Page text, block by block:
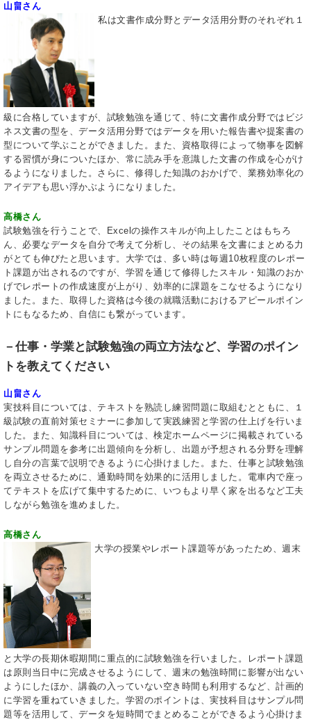
山畠さん
私は文書作成分野とデータ活用分野のそれぞれ１
級に合格していますが、試験勉強を通じて、特に文書作成分野ではビジ
ネス文書の型を、データ活用分野ではデータを用いた報告書や提案書の
型について学ぶことができました。また、資格取得によって物事を図解
する習慣が身についたほか、常に読み手を意識した文書の作成を心がけ
るようになりました。さらに、修得した知識のおかげで、業務効率化の
アイデアも思い浮かぶようになりました。
高橋さん
試験勉強を行うことで、Excelの操作スキルが向上したことはもちろ
ん、必要なデータを自分で考えて分析し、その結果を文書にまとめる力
がとても伸びたと思います。大学では、多い時は毎週10枚程度のレポー
ト課題が出されるのですが、学習を通じて修得したスキル・知識のおか
げでレポートの作成速度が上がり、効率的に課題をこなせるようになり
ました。また、取得した資格は今後の就職活動におけるアピールポイン
トにもなるため、自信にも繋がっています。
－仕事・学業と試験勉強の両立方法など、学習のポイン
トを教えてください
山畠さん
実技科目については、テキストを熟読し練習問題に取組むとともに、１
級試験の直前対策セミナーに参加して実践練習と学習の仕上げを行いま
した。また、知識科目については、検定ホームページに掲載されている
サンプル問題を参考に出題傾向を分析し、出題が予想される分野を理解
し自分の言葉で説明できるように心掛けました。また、仕事と試験勉強
を両立させるために、通勤時間を効果的に活用しました。電車内で座っ
てテキストを広げて集中するために、いつもより早く家を出るなど工夫
しながら勉強を進めました。
高橋さん
大学の授業やレポート課題等があったため、週末
と大学の長期休暇期間に重点的に試験勉強を行いました。レポート課題
は原則当日中に完成させるようにして、週末の勉強時間に影響が出ない
ようにしたほか、講義の入っていない空き時間も利用するなど、計画的
に学習を重ねていきました。学習のポイントは、実技科目はサンプル問
題等を活用して、データを短時間でまとめることができるよう心掛けま